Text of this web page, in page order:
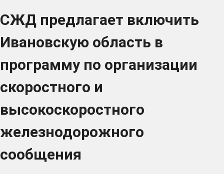
СЖД предлагает включить
Ивановскую область в
программу по организации
скоростного и
высокоскоростного
железнодорожного
сообщения